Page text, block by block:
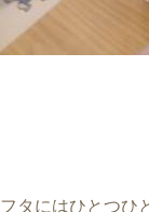
フタにはひとつひ